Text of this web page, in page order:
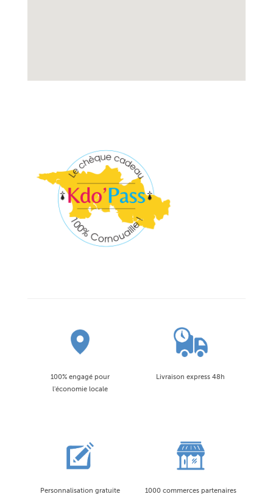
100% engagé pour
l'économie locale
Livraison express 48h
Personnalisation gratuite
1000 commerces partenaires